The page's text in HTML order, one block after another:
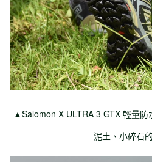
▲Salomon X ULTRA 3 GTX 輕量防
泥土、小碎石